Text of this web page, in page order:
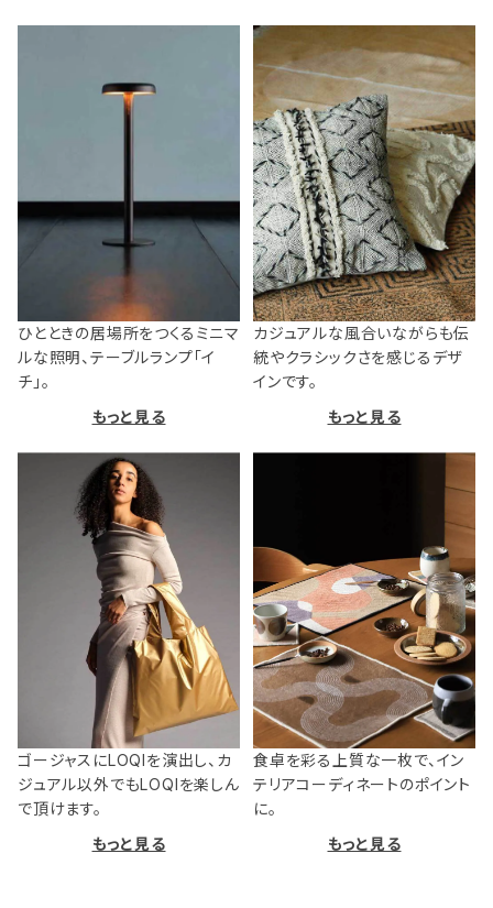
ひとときの居場所をつくるミニマ
ルな照明、テーブルランプ「イ
チ」。
もっと見る
カジュアルな風合いながらも伝
統やクラシックさを感じるデザ
インです。
もっと見る
ゴージャスにLOQIを演出し、カ
ジュアル以外でもLOQIを楽しん
で頂けます。
もっと見る
食卓を彩る上質な一枚で、イン
テリアコーディネートのポイント
に。
もっと見る